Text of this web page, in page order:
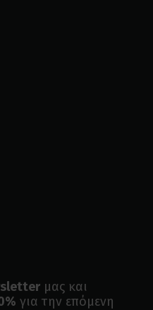
μας και
για την επόμενη